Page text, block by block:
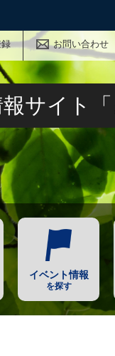
お問い合わせ
サイト
イベント情報
を探す